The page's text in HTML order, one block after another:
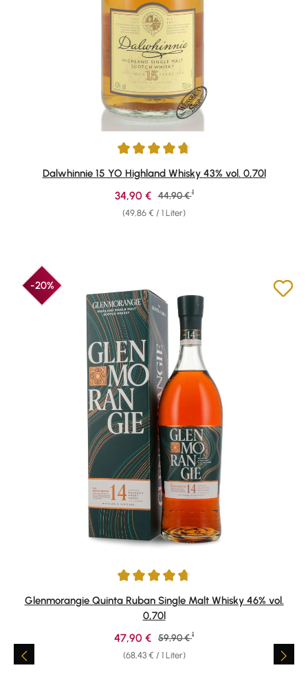
Durchschnittliche Bewertung von 4.82 von 5 Sternen
Dalwhinnie 15 YO Highland Whisky 43% vol. 0,70l
(49,86 € / 1 Liter)
Verkaufspreis:
34,90 € Regulärer Preis:
44,90 € 1
-20%
Durchschnittliche Bewertung von 4.84 von 5 Sternen
Glenmorangie Quinta Ruban Single Malt Whisky 46% vol.
0,70l
(68,43 € / 1 Liter)
Verkaufspreis:
47,90 € Regulärer Preis:
59,90 € 1